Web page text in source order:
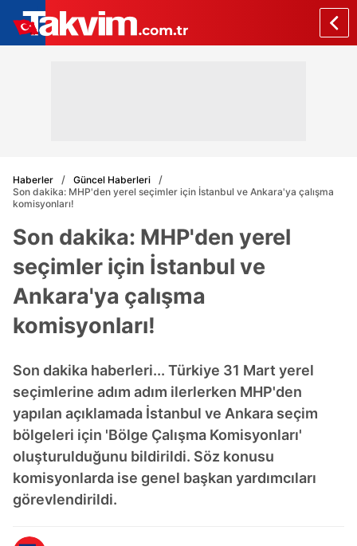
Haberler
Güncel Haberleri
Son dakika: MHP'den yerel seçimler için İstanbul ve Ankara'ya çalışma
komisyonları!
Son dakika: MHP'den yerel
seçimler için İstanbul ve
Ankara'ya çalışma
komisyonları!
Son dakika haberleri... Türkiye 31 Mart yerel
seçimlerine adım adım ilerlerken MHP'den
yapılan açıklamada İstanbul ve Ankara seçim
bölgeleri için 'Bölge Çalışma Komisyonları'
oluşturulduğunu bildirildi. Söz konusu
komisyonlarda ise genel başkan yardımcıları
görevlendirildi.